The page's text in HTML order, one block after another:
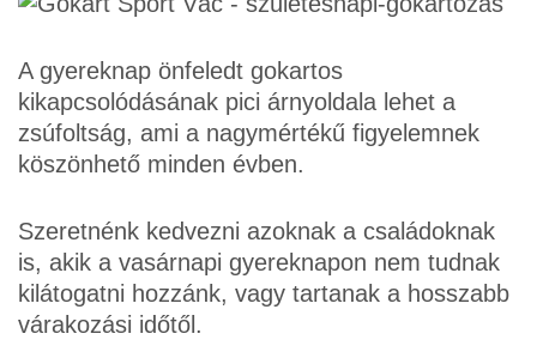
A gyereknap önfeledt gokartos
kikapcsolódásának pici árnyoldala lehet a
zsúfoltság, ami a nagymértékű figyelemnek
köszönhető minden évben.
Szeretnénk kedvezni azoknak a családoknak
is, akik a vasárnapi gyereknapon nem tudnak
kilátogatni hozzánk, vagy tartanak a hosszabb
várakozási időtől.